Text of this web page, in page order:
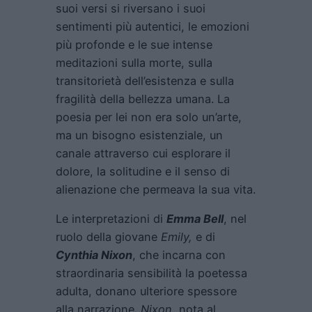
suoi versi si riversano i suoi
sentimenti più autentici, le emozioni
più profonde e le sue intense
meditazioni sulla morte, sulla
transitorietà dell’esistenza e sulla
fragilità della bellezza umana. La
poesia per lei non era solo un’arte,
ma un bisogno esistenziale, un
canale attraverso cui esplorare il
dolore, la solitudine e il senso di
alienazione che permeava la sua vita.
Le interpretazioni di Emma Bell, nel
ruolo della giovane Emily, e di
Cynthia Nixon, che incarna con
straordinaria sensibilità la poetessa
adulta, donano ulteriore spessore
alla narrazione. Nixon, nota al